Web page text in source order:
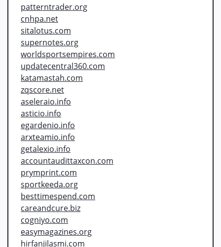
patterntrader.org
cnhpa.net
sitalotus.com
supernotes.org
worldsportsempires.com
updatecentral360.com
katamastah.com
zqscore.net
aseleraio.info
asticio.info
egardenio.info
arxteamio.info
getalexio.info
accountaudittaxcon.com
prymprint.com
sportkeeda.org
besttimespend.com
careandcure.biz
cogniyo.com
easymagazines.org
hirfanjilasmi.com